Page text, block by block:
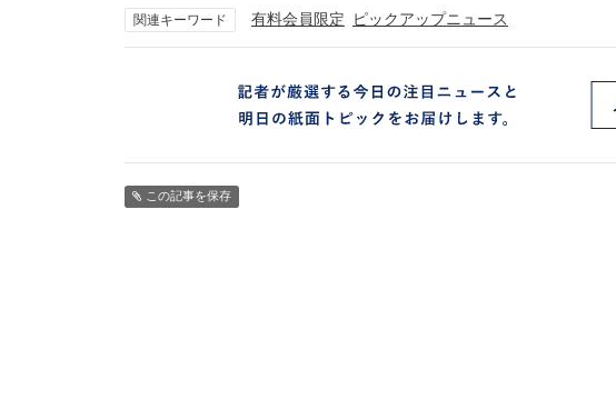
関連キーワード 有料会員限定 ピックアップニュース
この記事を保存